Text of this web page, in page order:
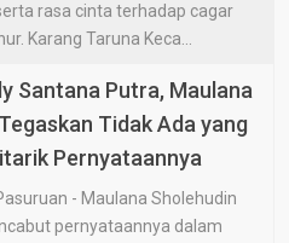
rasa cinta terhadap cagar
Karang Taruna Keca...
Santana Putra, Maulana
Tidak Ada yang
Pernyataannya
- Maulana Sholehudin
pernyataannya dalam